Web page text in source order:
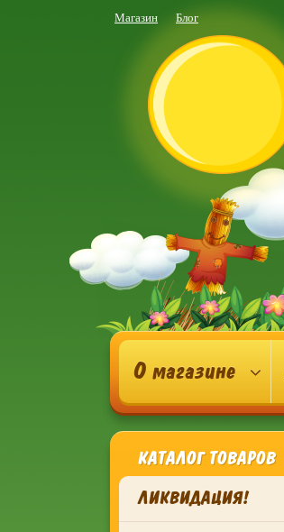
Магазин Блог
О магазине
КАТАЛОГ ТОВАРОВ
ЛИКВИДАЦИЯ!